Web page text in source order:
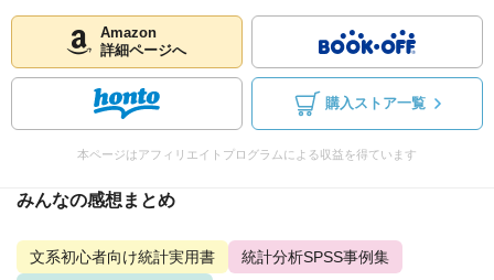
Amazon
詳細ページへ
購入ストア一覧
本ページはアフィリエイトプログラムによる収益を得ています
みんなの感想まとめ
文系初心者向け統計実用書
統計分析SPSS事例集